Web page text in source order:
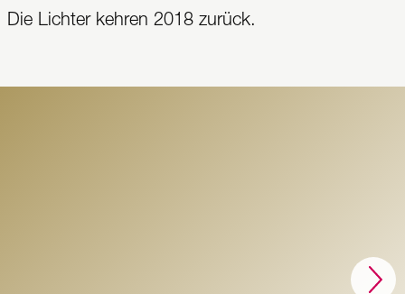
Die Lichter kehren 2018 zurück.